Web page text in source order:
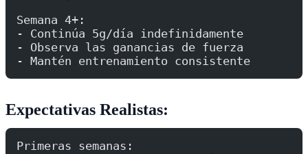
Semana 4+:
- Continúa 5g/día indefinidamente
- Observa las ganancias de fuerza
- Mantén entrenamiento consistente
Expectativas Realistas:
Primeras semanas: